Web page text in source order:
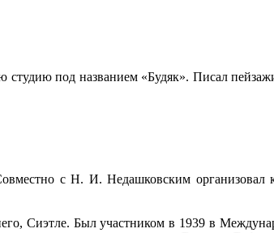
под названием «Будяк». Писал
с Н. И. Недашковским
Сиэтле. Был участником в 1939 в